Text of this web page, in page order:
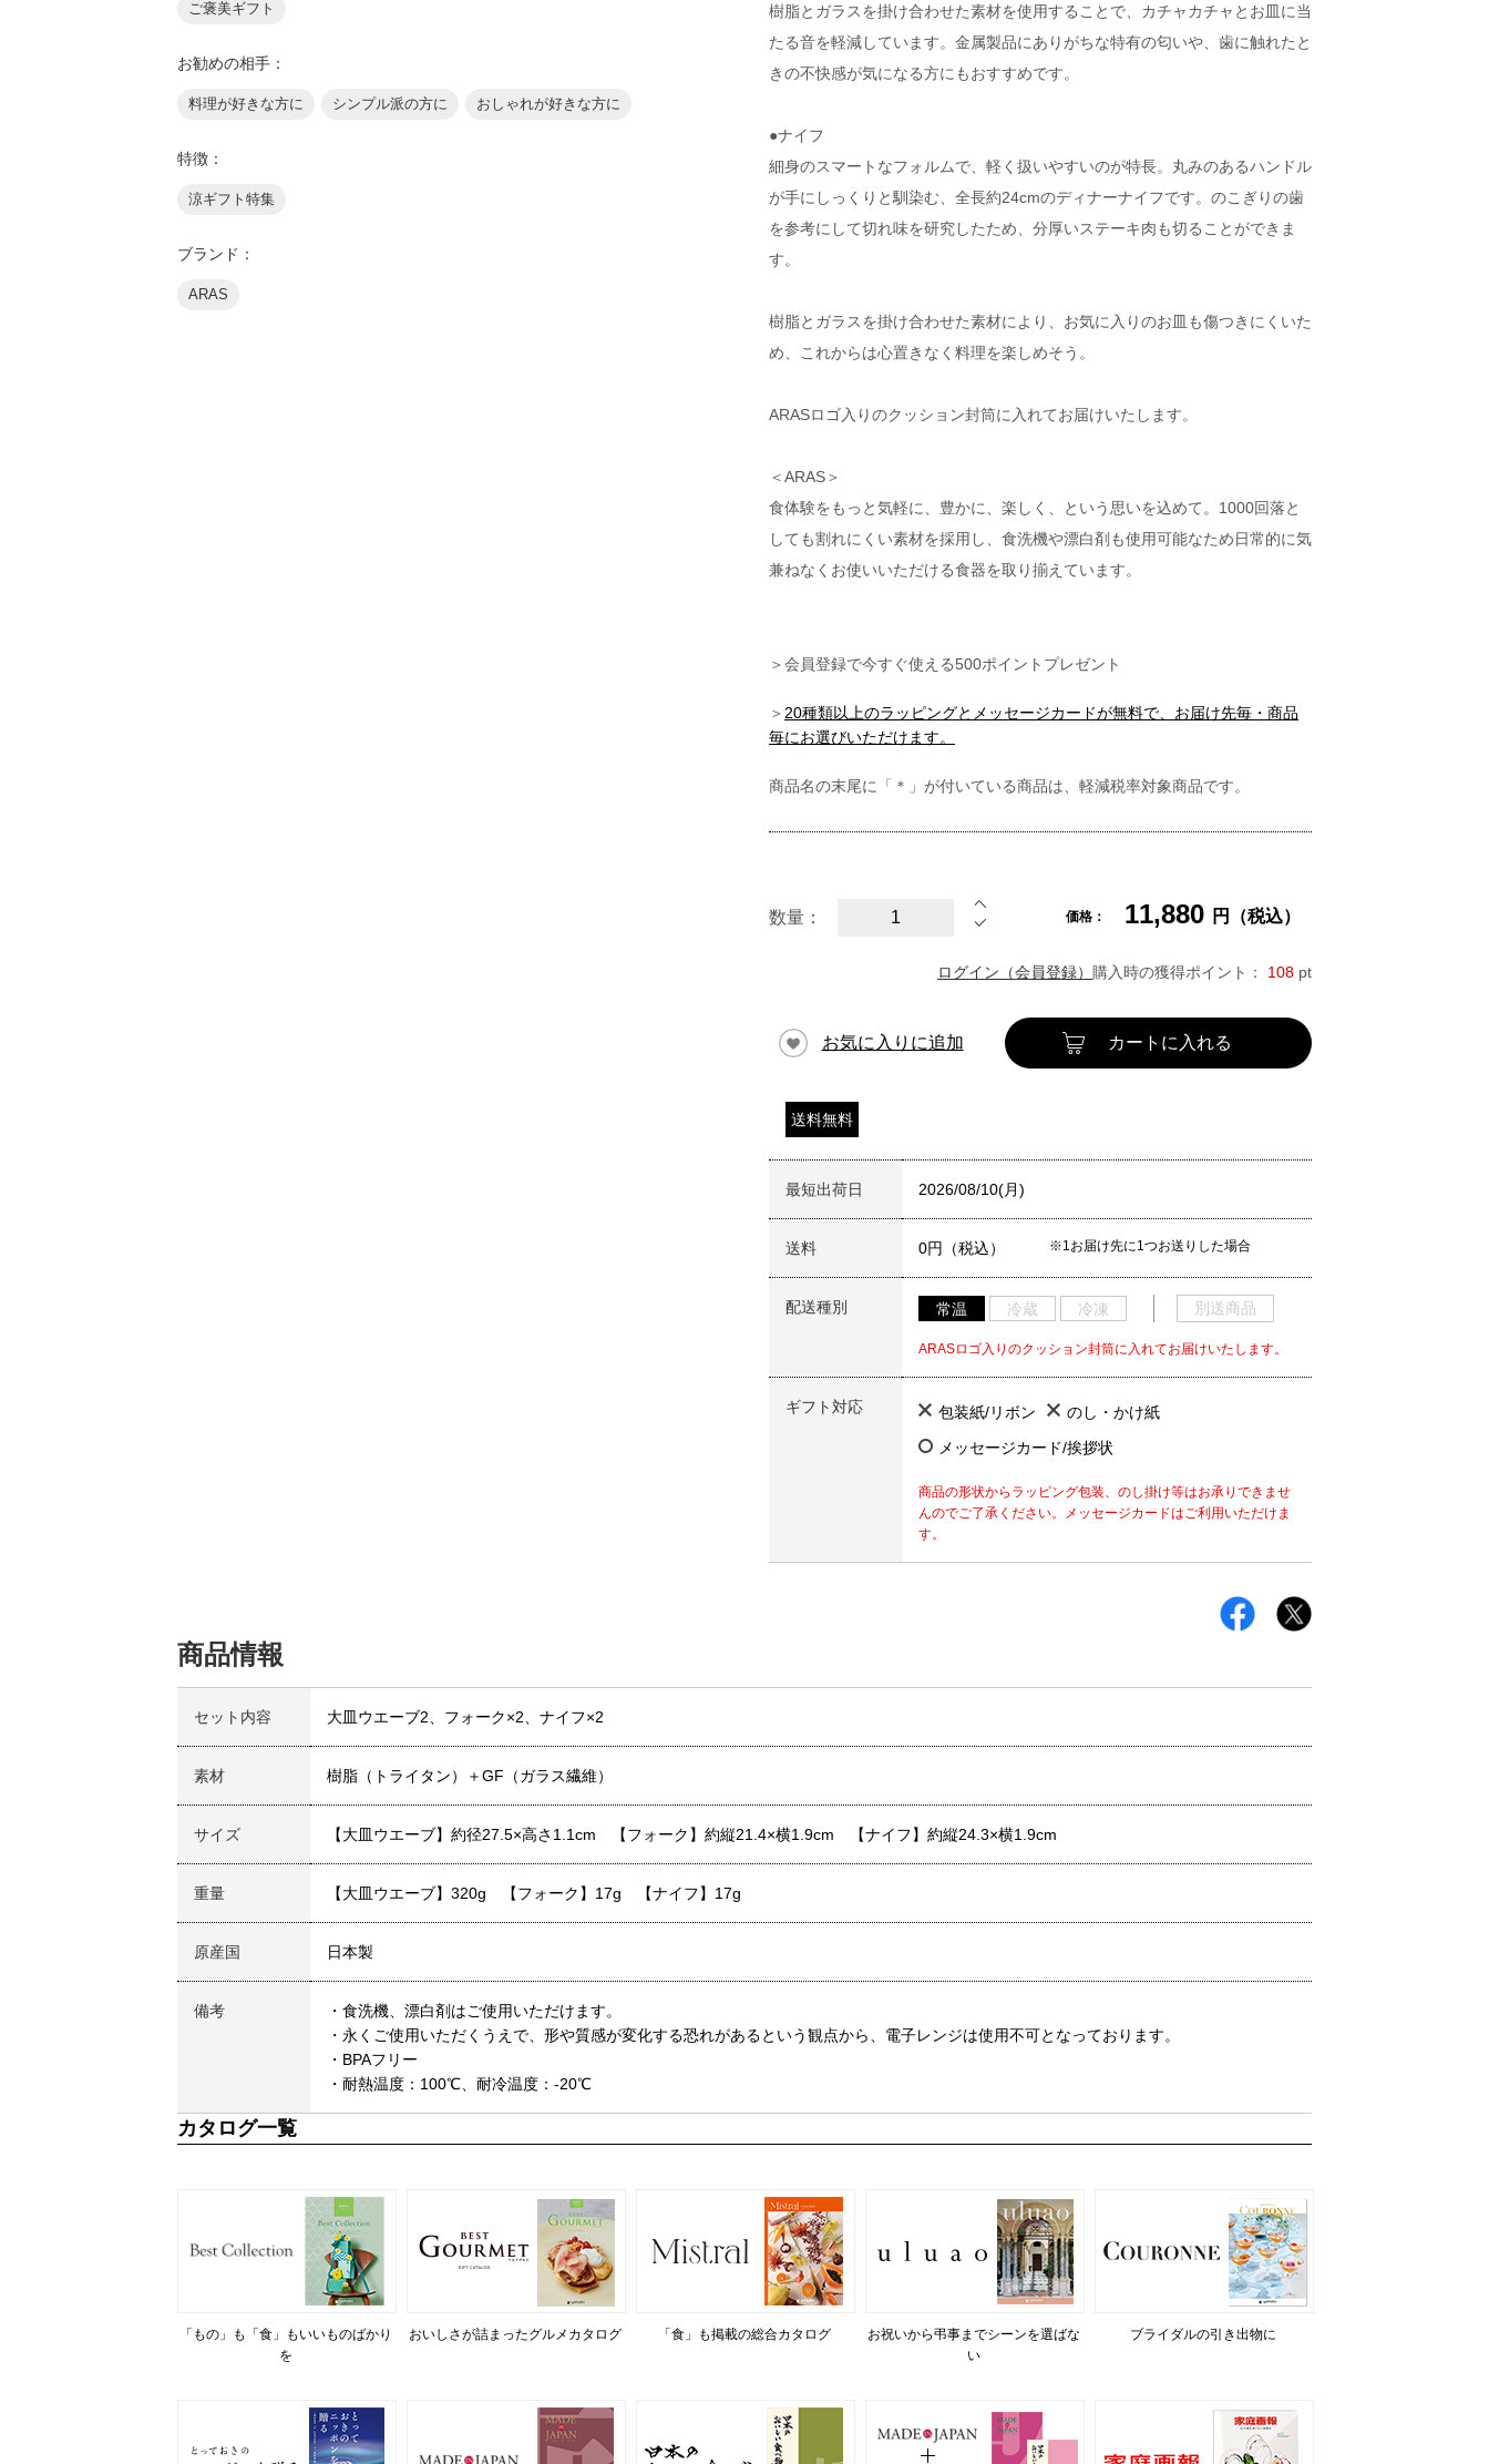
ご褒美ギフト
お勧めの相手：
料理が好きな方に シンプル派の方に おしゃれが好きな方に
特徴：
涼ギフト特集
ブランド：
ARAS
樹脂とガラスを掛け合わせた素材を使用することで、カチャカチャとお皿に当
たる音を軽減しています。金属製品にありがちな特有の匂いや、歯に触れたと
きの不快感が気になる方にもおすすめです。
●ナイフ
細身のスマートなフォルムで、軽く扱いやすいのが特長。丸みのあるハンドル
が手にしっくりと馴染む、全長約24cmのディナーナイフです。のこぎりの歯
を参考にして切れ味を研究したため、分厚いステーキ肉も切ることができま
す。
樹脂とガラスを掛け合わせた素材により、お気に入りのお皿も傷つきにくいた
め、これからは心置きなく料理を楽しめそう。
ARASロゴ入りのクッション封筒に入れてお届けいたします。
＜ARAS＞
食体験をもっと気軽に、豊かに、楽しく、という思いを込めて。1000回落と
しても割れにくい素材を採用し、食洗機や漂白剤も使用可能なため日常的に気
兼ねなくお使いいただける食器を取り揃えています。
＞会員登録で今すぐ使える500ポイントプレゼント
＞ 20種類以上のラッピングとメッセージカードが無料で、お届け先毎・商品
毎にお選びいただけます。
商品名の末尾に「＊」が付いている商品は、軽減税率対象商品です。
数量： 価格： 11,880 円（税込）
ログイン（会員登録） 購入時の獲得ポイント： 108 pt
お気に入りに追加 カートに入れる
送料無料
最短出荷日 2026/08/10(月)
送料 0円（税込） ※1お届け先に1つお送りした場合
配送種別 常温 冷蔵 冷凍 別送商品
ARASロゴ入りのクッション封筒に入れてお届けいたします。
ギフト対応 包装紙/リボン
のし・かけ紙
メッセージカード/挨拶状
商品の形状からラッピング包装、のし掛け等はお承りできませ
んのでご了承ください。メッセージカードはご利用いただけま
す。
商品情報
セット内容 大皿ウエーブ2、フォーク×2、ナイフ×2
素材 樹脂（トライタン）＋GF（ガラス繊維）
サイズ 【大皿ウエーブ】約径27.5×高さ1.1cm 【フォーク】約縦21.4×横1.9cm 【ナイフ】約縦24.3×横1.9cm
重量 【大皿ウエーブ】320g 【フォーク】17g 【ナイフ】17g
原産国 日本製
備考
・食洗機、漂白剤はご使用いただけます。
・永くご使用いただくうえで、形や質感が変化する恐れがあるという観点から、電子レンジは使用不可となっております。
・BPAフリー
・耐熱温度：100℃、耐冷温度：-20℃
カタログ一覧
「もの」も「食」もいいものばかり
を
おいしさが詰まったグルメカタログ 「食」も掲載の総合カタログ
お祝いから弔事までシーンを選ばな
い
ブライダルの引き出物に